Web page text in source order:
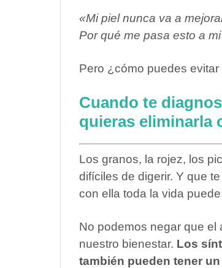
«Mi piel nunca va a
Por qué me pasa esto a
Pero ¿cómo puedes evitar
Cuando te
quieras eliminarla
Los granos, la rojez, los
difíciles de digerir. Y que
con ella toda la vida
No podemos negar que el
nuestro bienestar. Los
también pueden tener